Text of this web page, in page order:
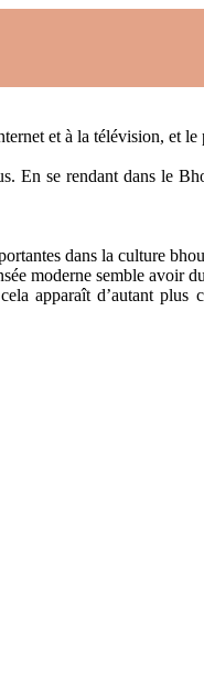
et à la télévision, et le
En se rendant dans le
dans la culture
moderne semble avoir
apparaît d’autant